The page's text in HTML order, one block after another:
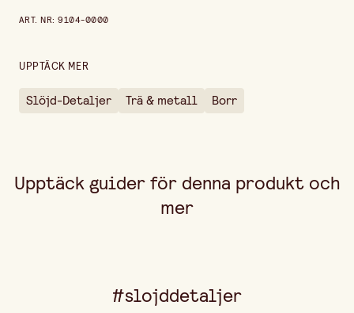
ART. NR:9104-0000
UPPTÄCK MER
Slöjd-Detaljer Trä & metall Borr
Upptäck guider för denna produkt och
mer
#slojddetaljer